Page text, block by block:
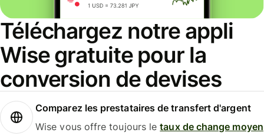
Téléchargez notre appli
Wise gratuite pour la
conversion de devises
Comparez les prestataires de transfert d'argent
Wise vous offre toujours letaux de change moyen